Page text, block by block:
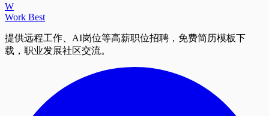
W
Work Best
提供远程工作、AI岗位等高薪职位招聘，免费简历模板下
载，职业发展社区交流。